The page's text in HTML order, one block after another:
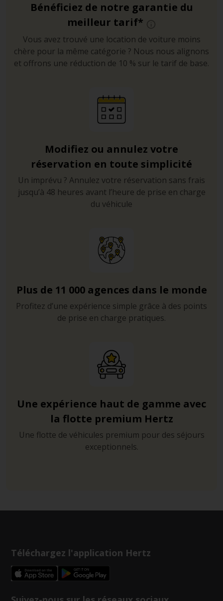
Bénéficiez de notre garantie du
meilleur tarif*
Vous avez trouvé une location de voiture moins
chère pour la même catégorie ? Nous nous alignons
et offrons une réduction de 10 % sur le tarif de base.
Modifiez ou annulez votre
réservation en toute simplicité
Un imprévu ? Annulez votre réservation sans frais
jusqu’à 48 heures avant l’heure de prise en charge
du véhicule
Plus de 11 000 agences dans le monde
Profitez d’une expérience simple grâce à des points
de prise en charge pratiques.
Une expérience haut de gamme avec
la flotte premium Hertz
Une flotte de véhicules premium pour des séjours
exceptionnels.
Téléchargez l'application Hertz